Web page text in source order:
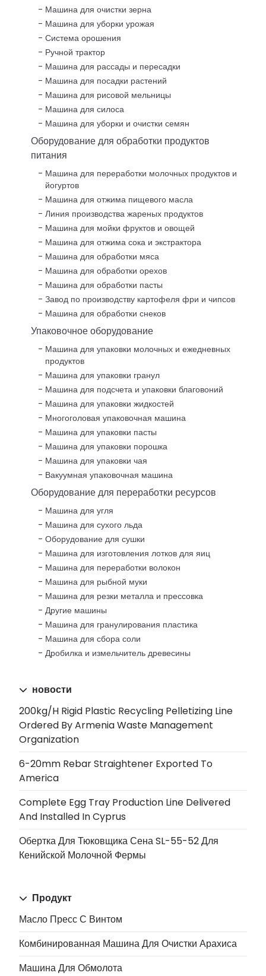
Машина для очистки зерна
Машина для уборки урожая
Система орошения
Ручной трактор
Машина для рассады и пересадки
Машина для посадки растений
Машина для рисовой мельницы
Машина для силоса
Машина для уборки и очистки семян
Оборудование для обработки продуктов
питания
Машина для переработки молочных продуктов и
йогуртов
Машина для отжима пищевого масла
Линия производства жареных продуктов
Машина для мойки фруктов и овощей
Машина для отжима сока и экстрактора
Машина для обработки мяса
Машина для обработки орехов
Машина для обработки пасты
Завод по производству картофеля фри и чипсов
Машина для обработки снеков
Упаковочное оборудование
Машина для упаковки молочных и ежедневных
продуктов
Машина для упаковки гранул
Машина для подсчета и упаковки благовоний
Машина для упаковки жидкостей
Многоголовая упаковочная машина
Машина для упаковки пасты
Машина для упаковки порошка
Машина для упаковки чая
Вакуумная упаковочная машина
Оборудование для переработки ресурсов
Машина для угля
Машина для сухого льда
Оборудование для сушки
Машина для изготовления лотков для яиц
Машина для переработки волокон
Машина для рыбной муки
Машина для резки металла и прессовка
Другие машины
Машина для гранулирования пластика
Машина для сбора соли
Дробилка и измельчитель древесины
новости
200kg/h Rigid Plastic Recycling Pelletizing Line
Ordered By Armenia Waste Management
Organization
6-20mm Rebar Straightener Exported To
America
Complete Egg Tray Production Line Delivered
And Installed In Cyprus
Обертка Для Тюковщика Сена SL-55-52 Для
Кенийской Молочной Фермы
Продукт
Масло Пресс С Винтом
Комбинированная Машина Для Очистки Арахиса
Машина Для Обмолота